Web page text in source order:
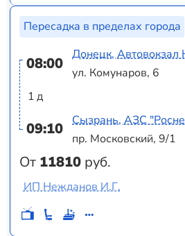
Пересадка в пределах города
08:00
1 д
09:10
От 11810 руб.
Донецк,
ул. Комунаров, 6
Сызрань, АЗС
пр. Московский, 9/1
ИП Нежданов И.Г.